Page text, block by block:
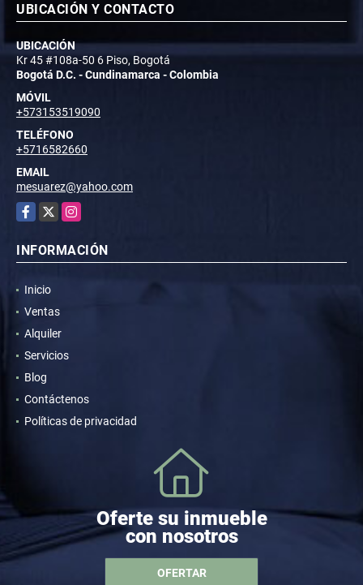
UBICACIÓN Y CONTACTO
UBICACIÓN
Kr 45 #108a-50 6 Piso, Bogotá
Bogotá D.C. - Cundinamarca - Colombia
MÓVIL
+573153519090
TELÉFONO
+5716582660
EMAIL
mesuarez@yahoo.com
Facebook
X Instagram
INFORMACIÓN
Inicio
Ventas
Alquiler
Servicios
Blog
Contáctenos
Políticas de privacidad
Oferte su inmueble
con nosotros
OFERTAR